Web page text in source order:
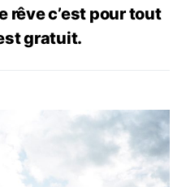
rêve c’est pour tout
gratuit.